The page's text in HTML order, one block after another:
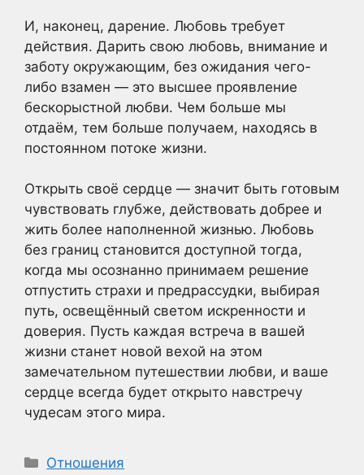
И, наконец, дарение. Любовь требует
действия. Дарить свою любовь, внимание и
заботу окружающим, без ожидания чего-
либо взамен — это высшее проявление
бескорыстной любви. Чем больше мы
отдаём, тем больше получаем, находясь в
постоянном потоке жизни.
Открыть своё сердце — значит быть готовым
чувствовать глубже, действовать добрее и
жить более наполненной жизнью. Любовь
без границ становится доступной тогда,
когда мы осознанно принимаем решение
отпустить страхи и предрассудки, выбирая
путь, освещённый светом искренности и
доверия. Пусть каждая встреча в вашей
жизни станет новой вехой на этом
замечательном путешествии любви, и ваше
сердце всегда будет открыто навстречу
чудесам этого мира.
Рубрики
Отношения